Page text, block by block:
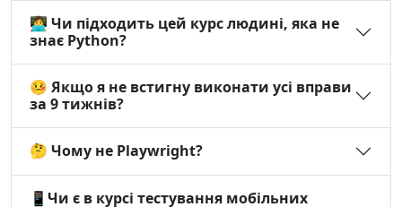
тобі за те, що дав нам ці
Анастасія Марченко,
TwimTeam
👩‍💻 Чи підходить цей курс людині, яка не
знає Python?
🤒 Якщо я не встигну виконати усі вправи
за 9 тижнів?
🤔 Чому не Playwright?
📱Чи є в курсі тестування мобільних